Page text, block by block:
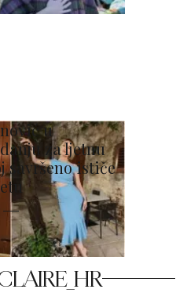
u
za ljetnu
savršeno ističe